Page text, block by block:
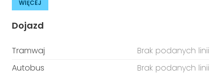
WIĘCEJ
Dojazd
Tramwaj
Brak podanych linii
Autobus
Brak podanych linii